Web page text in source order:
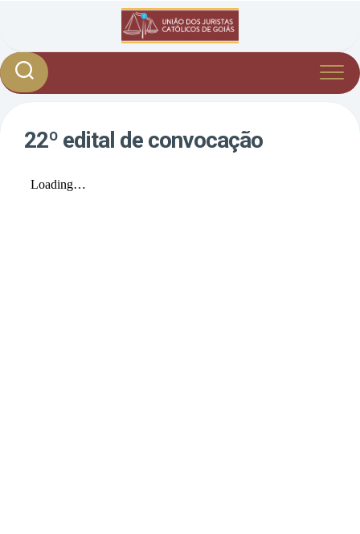
22º edital de convocação